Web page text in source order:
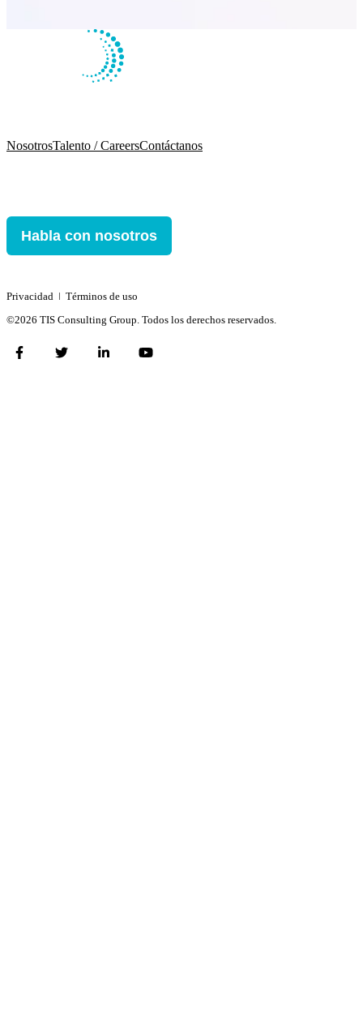
NosotrosTalento / CareersContáctanos
Habla con nosotros
Privacidad ǀ Términos de uso
©2026 TIS Consulting Group. Todos los derechos reservados.